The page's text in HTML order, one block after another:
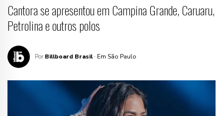
Cantora se apresentou em Campina Grande, Caruaru,
Petrolina e outros polos
Por Billboard Brasil · Em São Paulo